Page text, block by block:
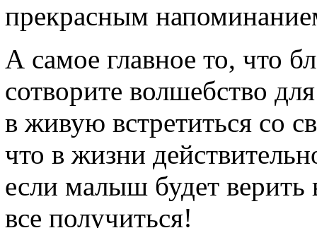
прекрасным
А самое главное то, что
сотворите волшебство
в живую встретиться со
что в жизни
если малыш будет верить
все получиться!